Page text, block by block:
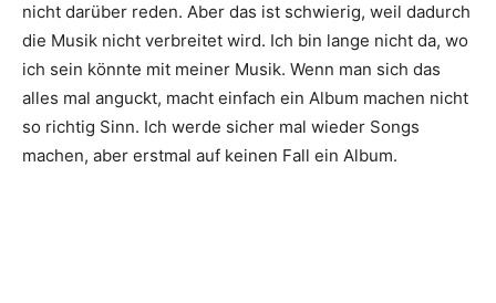
nicht darüber reden. Aber das ist schwierig, weil dadurch
die Musik nicht verbreitet wird. Ich bin lange nicht da, wo
ich sein könnte mit meiner Musik. Wenn man sich das
alles mal anguckt, macht einfach ein Album machen nicht
so richtig Sinn. Ich werde sicher mal wieder Songs
machen, aber erstmal auf keinen Fall ein Album.